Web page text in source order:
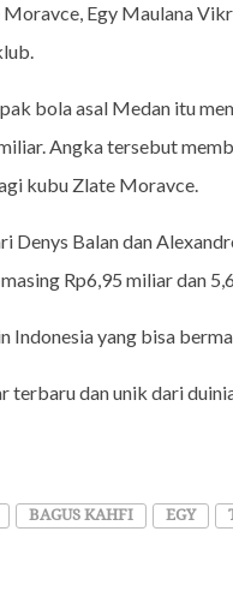
Egy Maulana
bola asal Medan itu
Angka tersebut
kubu Zlate Moravce.
Denys Balan dan
Rp6,95 miliar dan
Indonesia yang bisa
terbaru dan unik dari
BAGUS KAHFI EGY